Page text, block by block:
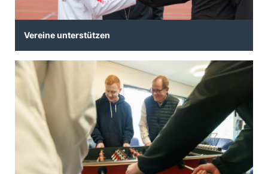
Vereine unterstützen